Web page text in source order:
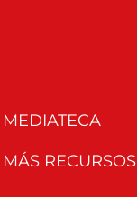
MEDIATECA
MÁS RECURSOS